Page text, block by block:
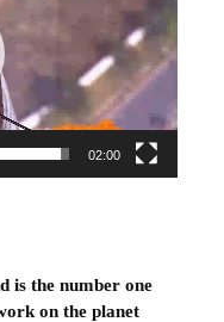
02:00
is the number one
on the planet